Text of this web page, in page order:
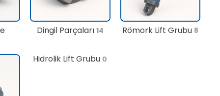
Dingil Parçaları 14 Römork Lift Grubu 8
Hidrolik Lift Grubu 0